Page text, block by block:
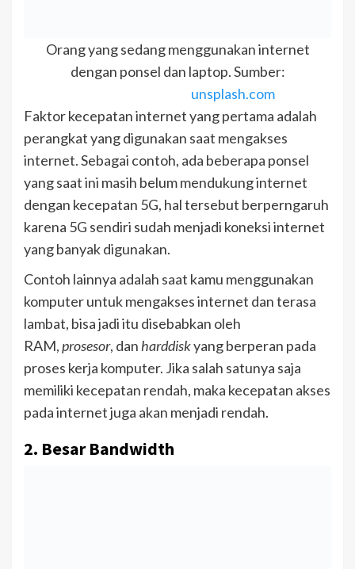
Orang yang sedang menggunakan internet
dengan ponsel dan laptop. Sumber:
unsplash.com
Faktor kecepatan internet yang pertama adalah
perangkat yang digunakan saat mengakses
internet. Sebagai contoh, ada beberapa ponsel
yang saat ini masih belum mendukung internet
dengan kecepatan 5G, hal tersebut berperngaruh
karena 5G sendiri sudah menjadi koneksi internet
yang banyak digunakan.
Contoh lainnya adalah saat kamu menggunakan
komputer untuk mengakses internet dan terasa
lambat, bisa jadi itu disebabkan oleh
RAM,prosesor, dan harddiskyang berperan pada
proses kerja komputer. Jika salah satunya saja
memiliki kecepatan rendah, maka kecepatan akses
pada internet juga akan menjadi rendah.
2. Besar Bandwidth